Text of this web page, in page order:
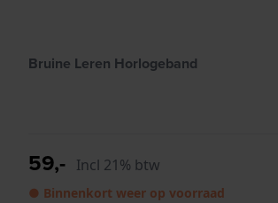
Bruine Leren Horlogeband
59,- Incl 21% btw
● Binnenkort weer op voorraad